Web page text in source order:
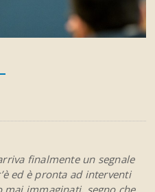
finalmente un segnale
ed è pronta ad interventi